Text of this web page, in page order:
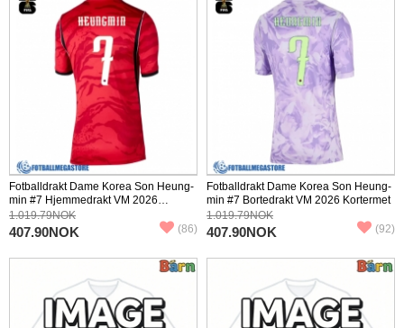
Fotballdrakt Dame Korea Son Heung-
min #7 Hjemmedrakt VM 2026
Kortermet
1.019.79NOK
407.90NOK (86)
Fotballdrakt Dame Korea Son Heung-
min #7 Bortedrakt VM 2026 Kortermet
1.019.79NOK
407.90NOK (92)